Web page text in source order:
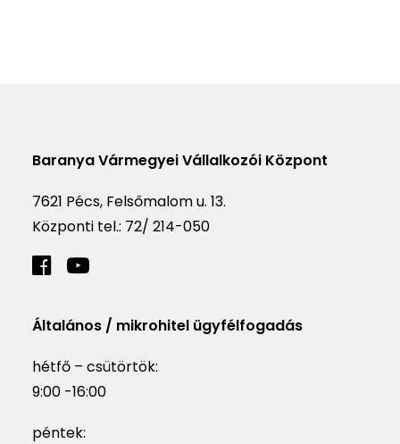
Baranya Vármegyei Vállalkozói Központ
7621 Pécs, Felsőmalom u. 13.
Központi tel.: 72/ 214-050
Általános / mikrohitel ügyfélfogadás
hétfő – csütörtök:
9:00 -16:00
péntek: